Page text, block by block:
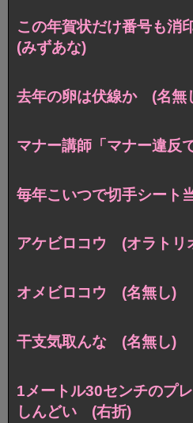
この年賀状だけ番号も消
(みずあな)
去年の卵は伏線か (名無
マナー講師「マナー違
毎年こいつで切手シー
アケビロコウ (オラトリ
オメビロコウ (名無し)
干支気取んな (名無し)
1メートル30センチのプ
しんどい (右折)